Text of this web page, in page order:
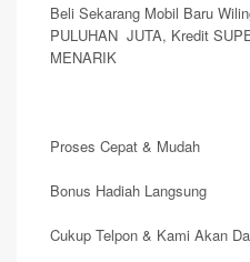
Beli Sekarang Mobil Baru
PULUHAN JUTA, Kredit
MENARIK
Proses Cepat & Mudah
Bonus Hadiah Langsung
Cukup Telpon & Kami Akan